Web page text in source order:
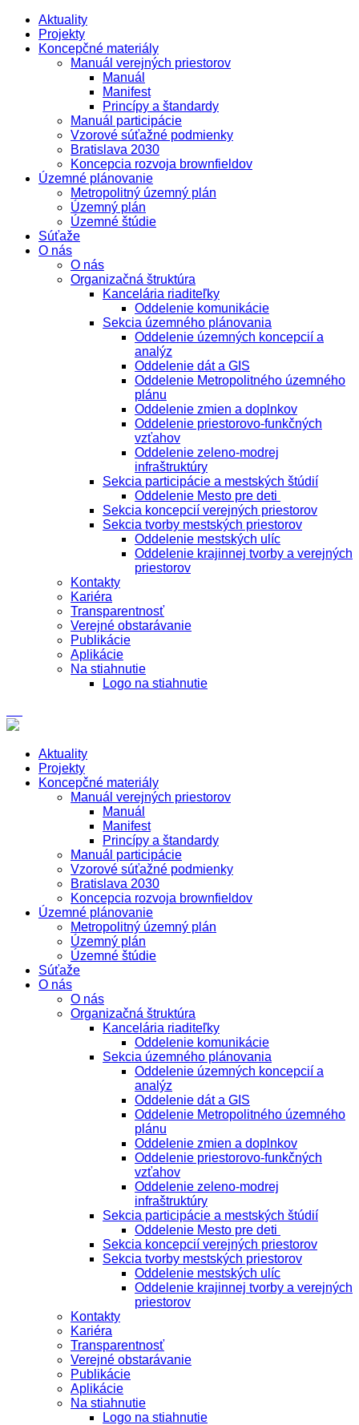
Aktuality
Projekty
Koncepčné materiály
Manuál verejných priestorov
Manuál
Manifest
Princípy a štandardy
Manuál participácie
Vzorové súťažné podmienky
Bratislava 2030
Koncepcia rozvoja brownfieldov
Územné plánovanie
Metropolitný územný plán
Územný plán
Územné štúdie
Súťaže
O nás
O nás
Organizačná štruktúra
Kancelária riaditeľky
Oddelenie komunikácie
Sekcia územného plánovania
Oddelenie územných koncepcií a
analýz
Oddelenie dát a GIS
Oddelenie Metropolitného územného
plánu
Oddelenie zmien a doplnkov
Oddelenie priestorovo-funkčných
vzťahov
Oddelenie zeleno-modrej
infraštruktúry
Sekcia participácie a mestských štúdií
Oddelenie Mesto pre deti
Sekcia koncepcií verejných priestorov
Sekcia tvorby mestských priestorov
Oddelenie mestských ulíc
Oddelenie krajinnej tvorby a verejných
priestorov
Kontakty
Kariéra
Transparentnosť
Verejné obstarávanie
Publikácie
Aplikácie
Na stiahnutie
Logo na stiahnutie
Aktuality
Projekty
Koncepčné materiály
Manuál verejných priestorov
Manuál
Manifest
Princípy a štandardy
Manuál participácie
Vzorové súťažné podmienky
Bratislava 2030
Koncepcia rozvoja brownfieldov
Územné plánovanie
Metropolitný územný plán
Územný plán
Územné štúdie
Súťaže
O nás
O nás
Organizačná štruktúra
Kancelária riaditeľky
Oddelenie komunikácie
Sekcia územného plánovania
Oddelenie územných koncepcií a
analýz
Oddelenie dát a GIS
Oddelenie Metropolitného územného
plánu
Oddelenie zmien a doplnkov
Oddelenie priestorovo-funkčných
vzťahov
Oddelenie zeleno-modrej
infraštruktúry
Sekcia participácie a mestských štúdií
Oddelenie Mesto pre deti
Sekcia koncepcií verejných priestorov
Sekcia tvorby mestských priestorov
Oddelenie mestských ulíc
Oddelenie krajinnej tvorby a verejných
priestorov
Kontakty
Kariéra
Transparentnosť
Verejné obstarávanie
Publikácie
Aplikácie
Na stiahnutie
Logo na stiahnutie